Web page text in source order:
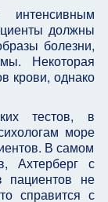
должны
болезни,
Некоторая
крови, однако
тестов, в
море
В самом
Ахтерберг с
пациентов не
справится с